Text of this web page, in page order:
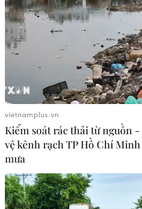
ECB nhất trí giữ nguyên lãi
ở mức thấp kỷ lục
10/04/2019 13:34
Hội đồng quản trị của Ngân hàng
(ECB) cho hay các lãi suất chủ chốt
sẽ vẫn đươc duy trì ở các mức hiện
hết năm 2019.
vietnamplus.vn
Kiểm soát rác thải từ nguồn -
vệ kênh rạch TP Hồ Chí
mưa